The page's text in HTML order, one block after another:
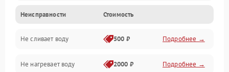
Управление
Электропитание
Датчики
Неисправности Стоимость
Не сливает воду 500 ₽ Подробнее →
Не нагревает воду 2000 ₽ Подробнее →